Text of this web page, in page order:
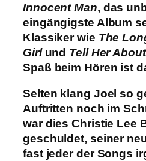
Innocent Man, das
eingängigste Album
Klassiker wie The
Girlund Tell Her
Spaß beim Hören ist
Selten klang Joel so
Auftritten noch im
war dies Christie Lee
geschuldet, seiner
fast jeder der Songs